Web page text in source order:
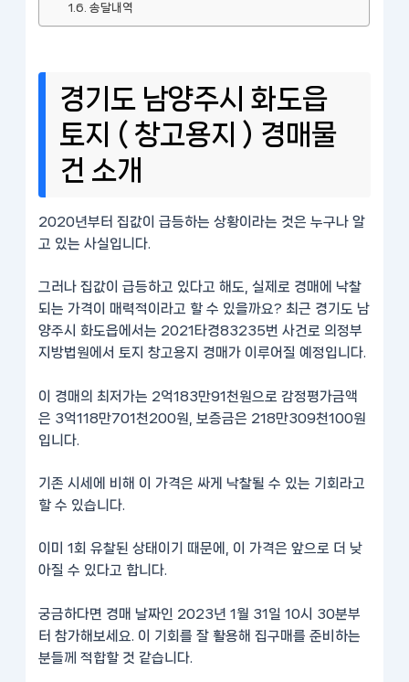
송달내역
경기도 남양주시 화도읍
토지 ( 창고용지 ) 경매물
건 소개
2020년부터 집값이 급등하는 상황이라는 것은 누구나 알
고 있는 사실입니다.
그러나 집값이 급등하고 있다고 해도, 실제로 경매에 낙찰
되는 가격이 매력적이라고 할 수 있을까요? 최근 경기도 남
양주시 화도읍에서는 2021타경83235번 사건로 의정부
지방법원에서 토지 창고용지 경매가 이루어질 예정입니다.
이 경매의 최저가는 2억183만91천원으로 감정평가금액
은 3억118만701천200원, 보증금은 218만309천100원
입니다.
기존 시세에 비해 이 가격은 싸게 낙찰될 수 있는 기회라고
할 수 있습니다.
이미 1회 유찰된 상태이기 때문에, 이 가격은 앞으로 더 낮
아질 수 있다고 합니다.
궁금하다면 경매 날짜인 2023년 1월 31일 10시 30분부
터 참가해보세요. 이 기회를 잘 활용해 집구매를 준비하는
분들께 적합할 것 같습니다.